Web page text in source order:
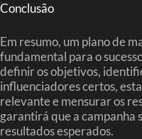
Conclusão
Em resumo, um plano de
fundamental para o
definir os objetivos,
influenciadores certos,
relevante e mensurar os
garantirá que a campanha
resultados esperados.